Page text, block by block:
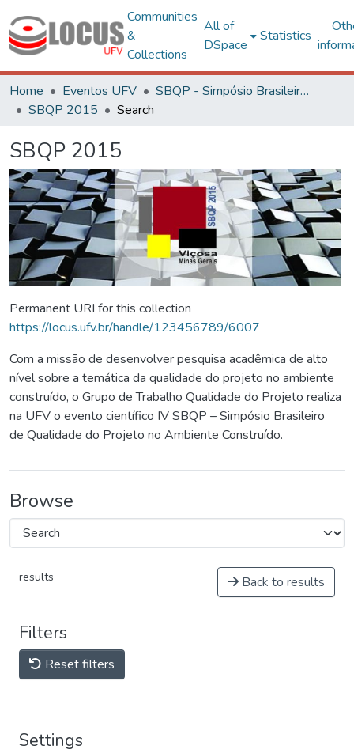
Communities
&
Collections
All of
DSpace
Statistics
Home Eventos UFV
SBQP - Simpósio Brasileiro de Qualidade do Projeto no Ambiente Construído
SBQP 2015
Search
SBQP 2015
Permanent URI for this collection
https://locus.ufv.br/handle/123456789/6007
Com a missão de desenvolver pesquisa acadêmica de alto
nível sobre a temática da qualidade do projeto no ambiente
construído, o Grupo de Trabalho Qualidade do Projeto realiza
na UFV o evento científico IV SBQP – Simpósio Brasileiro
de Qualidade do Projeto no Ambiente Construído.
Browse
results Back to results
Filters
Reset filters
Settings